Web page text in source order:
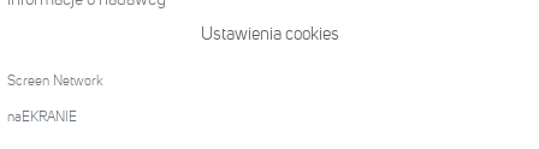
Ustawienia cookies
Screen Network
naEKRANIE